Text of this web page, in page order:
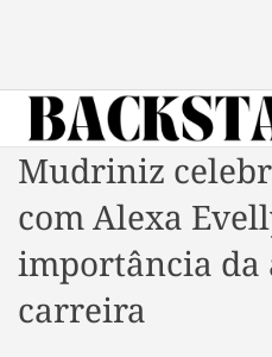
B
a
c
k
s
t
Mudriniz
com Alexa
importância da
carreira